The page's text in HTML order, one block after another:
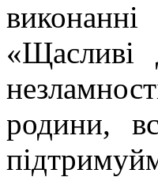
родини,